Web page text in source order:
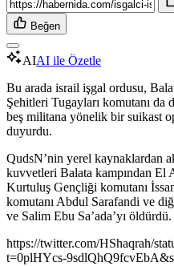
Beğen
AIAI ile Özetle
Bu arada israil işgal ordusu,
Şehitleri Tugayları komutanı da
beş militana yönelik bir suikast
duyurdu.
QudsN’nin yerel kaynaklardan
kuvvetleri Balata kampından El
Kurtuluş Gençliği komutanı
komutanı Abdul Sarafandi ve
ve Salim Ebu Sa’ada’yı öldürdü.
https://twitter.com/HShaqrah/
t=0plHYcs-